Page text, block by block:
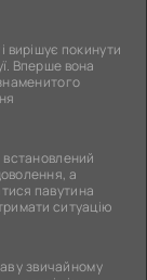
вирішує покинути
Вперше вона
встановлений
а
павутина
ситуацію
у звичайному